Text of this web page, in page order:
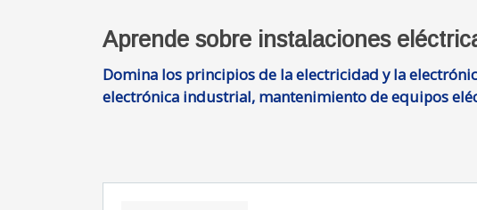
Aprende sobre instalaciones
Domina los principios de la electricidad y la
electrónica industrial, mantenimiento de equipos